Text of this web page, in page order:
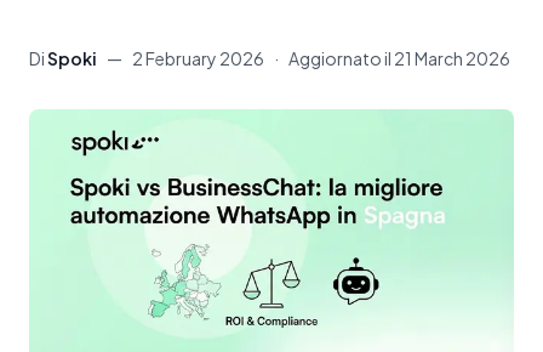
DiSpoki — 2 February 2026 · Aggiornato il 21 March 2026
Contenuto